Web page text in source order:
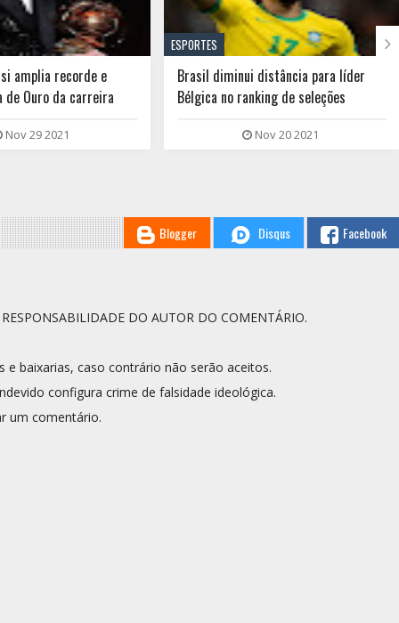
amplia recorde e
de Ouro da carreira
Nov 29 2021
ESPORTES
Brasil diminui distância para líder
Bélgica no ranking de seleções
Nov 20 2021

Blogger Disqus Facebook
DO AUTOR DO COMENTÁRIO.
baixarias, caso contrário não serão aceitos.
configura crime de falsidade ideológica.
um comentário.